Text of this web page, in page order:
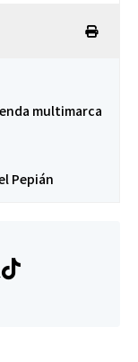
multimarca
Pepián